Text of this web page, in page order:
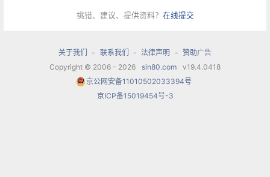
挑错、建议、提供资料？ 在线提交
关于我们 - 联系我们 - 法律声明 - 赞助广告
Copyright © 2006 - 2026
sin80.com
v19.4.0418
京公网安备11010502033394号
京ICP备15019454号-3